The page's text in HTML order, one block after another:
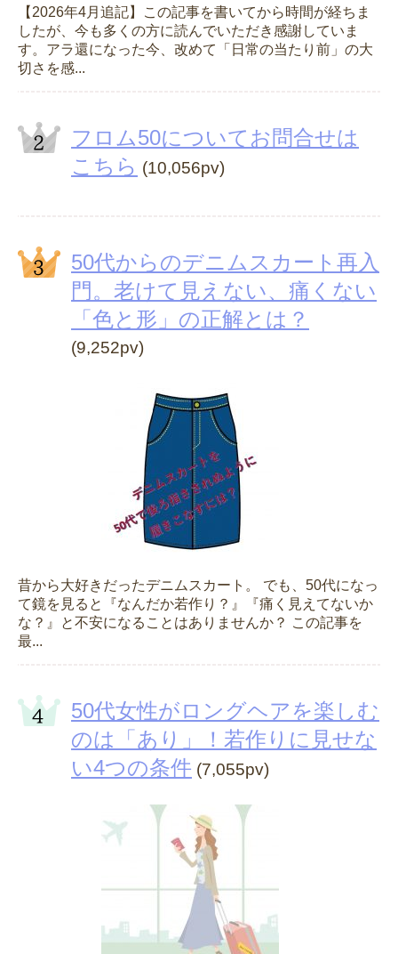
【2026年4月追記】この記事を書いてから時間が経ちま
したが、今も多くの方に読んでいただき感謝していま
す。アラ還になった今、改めて「日常の当たり前」の大
切さを感...
フロム50についてお問合せは
こちら (10,056pv)
50代からのデニムスカート再入
門。老けて見えない、痛くない
「色と形」の正解とは？
(9,252pv)
昔から大好きだったデニムスカート。 でも、50代になっ
て鏡を見ると『なんだか若作り？』『痛く見えてないか
な？』と不安になることはありませんか？ この記事を
最...
50代女性がロングヘアを楽しむ
のは「あり」！若作りに見せな
い4つの条件 (7,055pv)